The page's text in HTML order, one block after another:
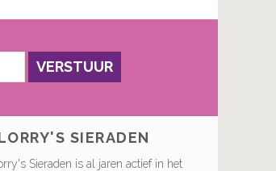
VERSTUUR
SIERADEN
Sieraden is al jaren actief in het